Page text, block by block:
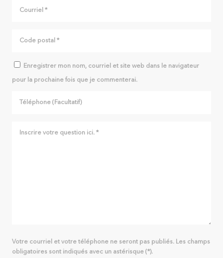
Enregistrer mon nom, courriel et site web dans le navigateur
pour la prochaine fois que je commenterai.
Votre courriel et votre téléphone ne seront pas publiés. Les champs
obligatoires sont indiqués avec un astérisque (*).